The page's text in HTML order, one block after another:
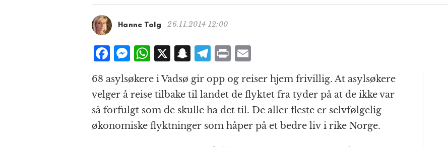
Hanne Tolg 26.11.2014 12:00
F
c
e
b
o
M
e
ss
e
n
g
W
h
at
s
A
p
X S
n
a
p
c
h
T
e
g
r
a
P
n
t
m
ai
l
68 asylsøkere i Vadsø gir opp og reiser hjem frivillig. At asylsøkere
velger å reise tilbake til landet de flyktet fra tyder på at de ikke var
så forfulgt som de skulle ha det til. De aller fleste er selvfølgelig
økonomiske flyktninger som håper på et bedre liv i rike Norge.